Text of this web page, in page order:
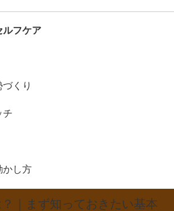
ルフケア
くり
チ
かし方
｜まず知っておきたい基本